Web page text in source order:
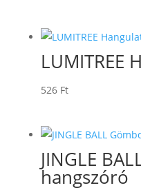
LUMITREE
526 Ft
JINGLE
hangszóró